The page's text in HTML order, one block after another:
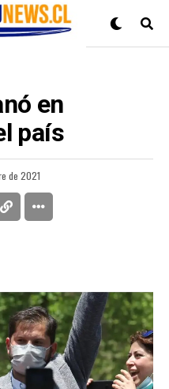
en
país
de 2021